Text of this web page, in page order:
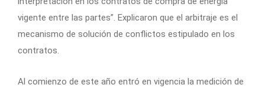
vigente entre las partes”. Explicaron que el arbitraje es el
mecanismo de solución de conflictos estipulado en los
contratos.
Al comienzo de este año entró en vigencia la medición de